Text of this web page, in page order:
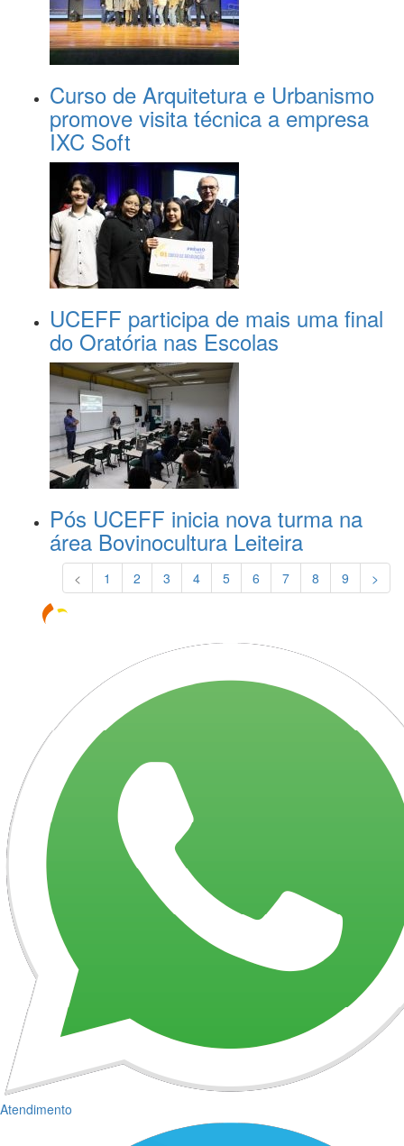
Curso de Arquitetura e Urbanismo
promove visita técnica a empresa
IXC Soft
UCEFF participa de mais uma final
do Oratória nas Escolas
Pós UCEFF inicia nova turma na
área Bovinocultura Leiteira
< 1 2 3 4 5 6 7 8 9 >
Atendimento